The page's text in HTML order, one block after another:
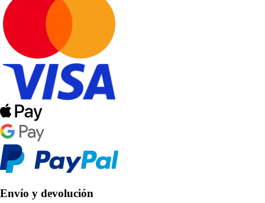
Envío y devolución